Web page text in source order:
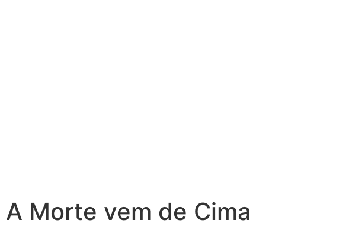
A Morte vem de Cima